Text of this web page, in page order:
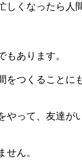
しくなったら人
あります。
をつくることに
やって、友達が
せん。